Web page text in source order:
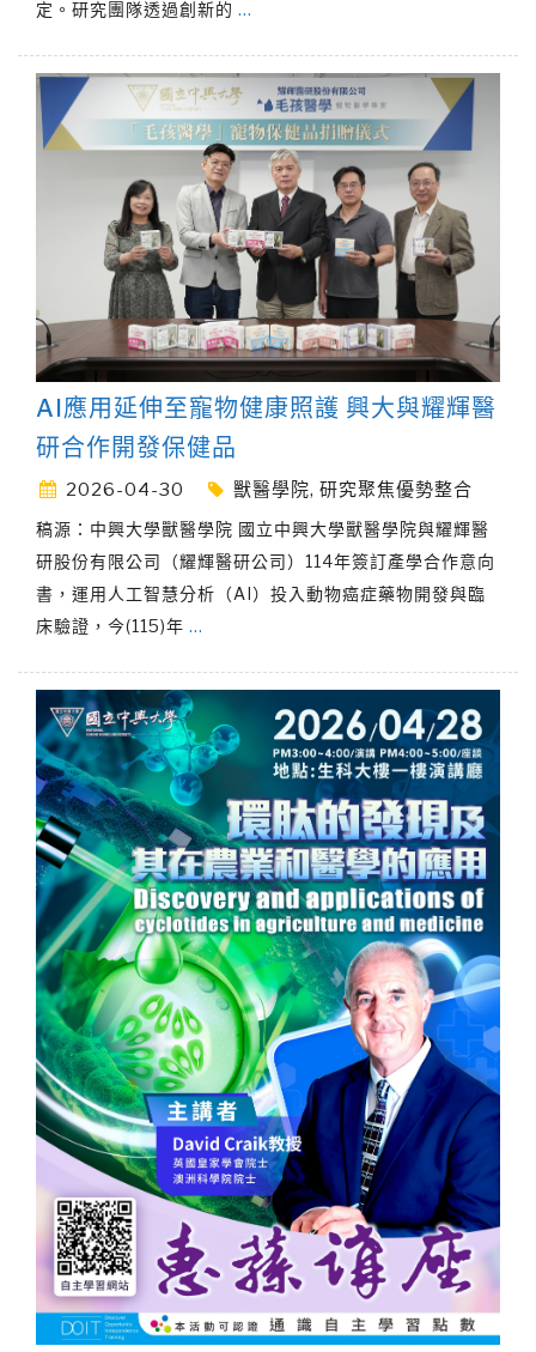
定。研究團隊透過創新的 …
AI應用延伸至寵物健康照護 興大與耀輝醫
研合作開發保健品
2026-04-30 獸醫學院, 研究聚焦優勢整合
稿源：中興大學獸醫學院 國立中興大學獸醫學院與耀輝醫
研股份有限公司（耀輝醫研公司）114年簽訂產學合作意向
書，運用人工智慧分析（AI）投入動物癌症藥物開發與臨
床驗證，今(115)年 …